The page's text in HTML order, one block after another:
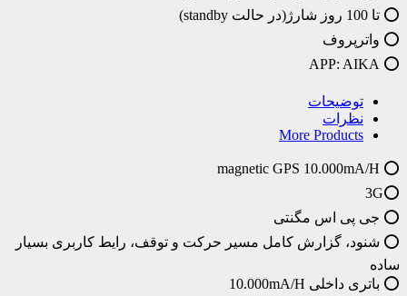
⭕️ تا 100 روز شارژ(در حالت standby)
⭕️ واترپروف
⭕️ APP: AIKA
توضیحات
نظرات
More Products
⭕️ magnetic GPS 10.000mA/H
⭕3G
⭕️ جی پی اس مگنتی
⭕️ شنود، گزارش کامل مسیر حرکت و توقف، رایط کاربری بسیار
ساده
⭕️ باتری داخلی 10.000mA/H